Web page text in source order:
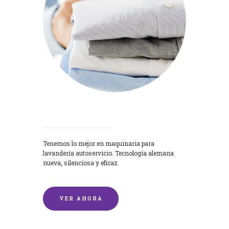
Tenemos lo mejor en maquinaria para
lavandería autoservicio. Tecnología alemana
nueva, silenciosa y eficaz.
VER AHORA